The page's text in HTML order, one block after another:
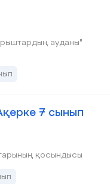
ауданы"
7 сынып
қосындысы